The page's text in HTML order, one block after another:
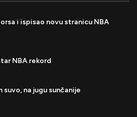
i ispisao novu stranicu NBA
NBA rekord
suvo, na jugu sunčanije